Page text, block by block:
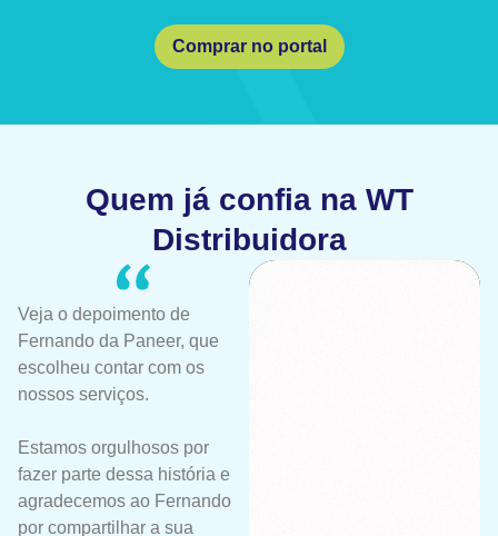
Comprar no portal
Quem já confia na WT
Distribuidora
Veja o depoimento de
Fernando da Paneer, que
escolheu contar com os
nossos serviços.
Estamos orgulhosos por
fazer parte dessa história e
agradecemos ao Fernando
por compartilhar a sua